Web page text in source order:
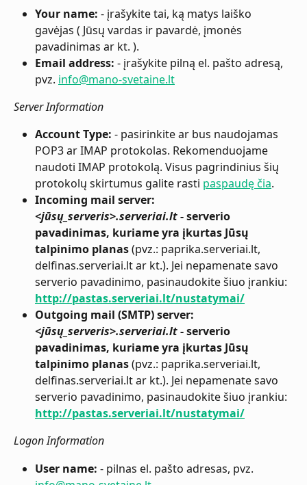
Your name: - įrašykite tai, ką matys laiško
gavėjas ( Jūsų vardas ir pavardė, įmonės
pavadinimas ar kt. ).
Email address: - įrašykite pilną el. pašto adresą,
pvz. info@mano-svetaine.lt
Server Information
Account Type: - pasirinkite ar bus naudojamas
POP3 ar IMAP protokolas. Rekomenduojame
naudoti IMAP protokolą. Visus pagrindinius šių
protokolų skirtumus galite rasti paspaudę čia.
Incoming mail server:
<jūsų_serveris>.serveriai.lt - serverio
pavadinimas, kuriame yra įkurtas Jūsų
talpinimo planas (pvz.: paprika.serveriai.lt,
delfinas.serveriai.lt ar kt.). Jei nepamenate savo
serverio pavadinimo, pasinaudokite šiuo įrankiu:
http://pastas.serveriai.lt/nustatymai/
Outgoing mail (SMTP) server:
<jūsų_serveris>.serveriai.lt - serverio
pavadinimas, kuriame yra įkurtas Jūsų
talpinimo planas (pvz.: paprika.serveriai.lt,
delfinas.serveriai.lt ar kt.). Jei nepamenate savo
serverio pavadinimo, pasinaudokite šiuo įrankiu:
http://pastas.serveriai.lt/nustatymai/
Logon Information
User name: - pilnas el. pašto adresas, pvz.